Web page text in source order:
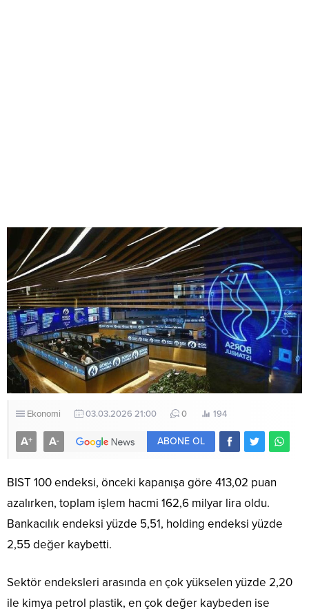
Ekonomi 03.03.2026 21:00 0 194
A+ A- ABONE OL
BIST 100 endeksi, önceki kapanışa göre 413,02 puan
azalırken, toplam işlem hacmi 162,6 milyar lira oldu.
Bankacılık endeksi yüzde 5,51, holding endeksi yüzde
2,55 değer kaybetti.
Sektör endeksleri arasında en çok yükselen yüzde 2,20
ile kimya petrol plastik, en çok değer kaybeden ise